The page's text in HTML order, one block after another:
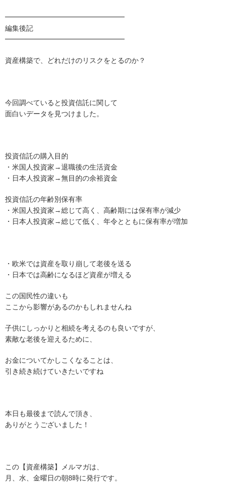
━━━━━━━━━━━━━━━━━
編集後記
━━━━━━━━━━━━━━━━━
資産構築で、どれだけのリスクをとるのか？
今回調べていると投資信託に関して
面白いデータを見つけました。
投資信託の購入目的
・米国人投資家→退職後の生活資金
・日本人投資家→無目的の余裕資金
投資信託の年齢別保有率
・米国人投資家→総じて高く、高齢期には保有率が減少
・日本人投資家→総じて低く、年令とともに保有率が増加
・欧米では資産を取り崩して老後を送る
・日本では高齢になるほど資産が増える
この国民性の違いも
ここから影響があるのかもしれませんね
子供にしっかりと相続を考えるのも良いですが、
素敵な老後を迎えるために、
お金についてかしこくなることは、
引き続き続けていきたいですね
本日も最後まで読んで頂き、
ありがとうございました！
この【資産構築】メルマガは、
月、水、金曜日の朝8時に発行です。